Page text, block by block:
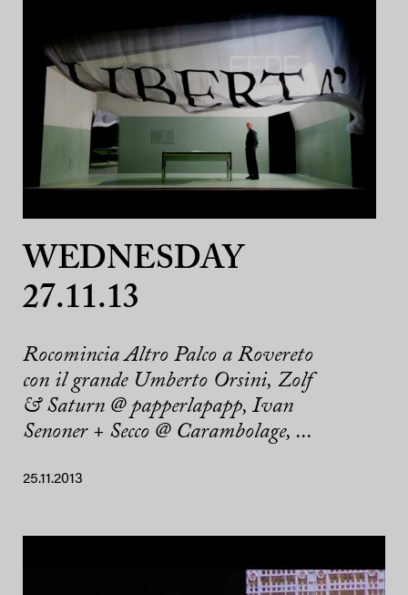
WEDNESDAY
27.11.13
Rocomincia Altro Palco a Rovereto
con il grande Umberto Orsini, Zolf
& Saturn @ papperlapapp, Ivan
Senoner + Secco @ Carambolage, ...
25.11.2013